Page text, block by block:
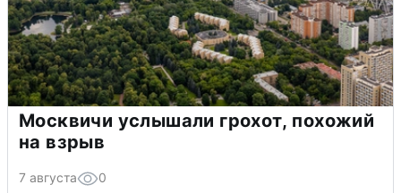
Москвичи услышали грохот, похожий
на взрыв
7 августа 0